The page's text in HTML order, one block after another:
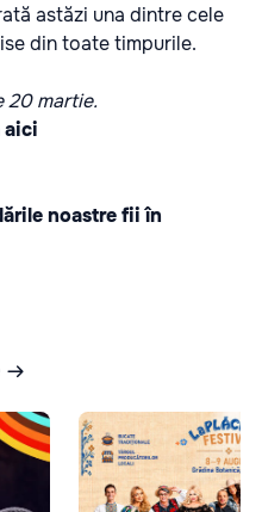
astăzi una dintre cele
din toate timpurile.
20 martie.
aici
noastre fii în